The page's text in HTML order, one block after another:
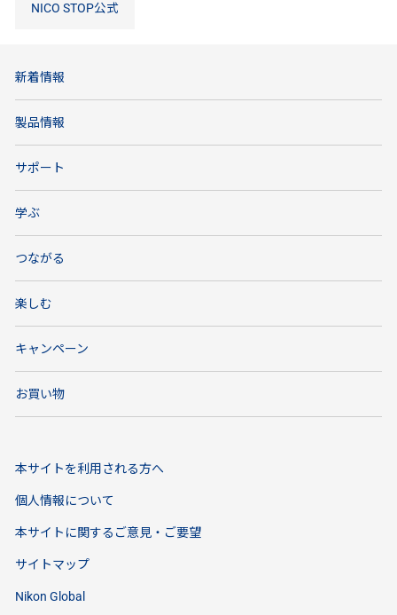
NICO STOP公式
新着情報
製品情報
サポート
学ぶ
つながる
楽しむ
キャンペーン
お買い物
本サイトを利用される方へ
個人情報について
本サイトに関するご意見・ご要望
サイトマップ
Nikon Global